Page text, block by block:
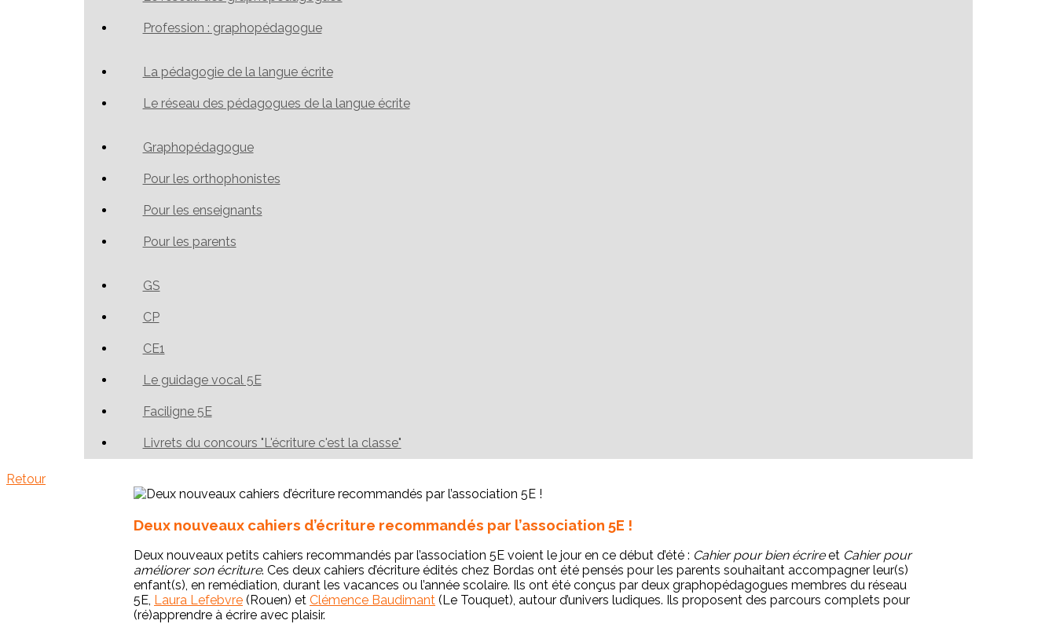
Profession : graphopédagogue
La pédagogie de la langue écrite
Le réseau des pédagogues de la langue écrite
Graphopédagogue
Pour les orthophonistes
Pour les enseignants
Pour les parents
GS
CP
CE1
Le guidage vocal 5E
Faciligne 5E
Livrets du concours "L'écriture c'est la classe"
Retour
Deux nouveaux cahiers d’écriture recommandés par l’association 5E !
Deux nouveaux petits cahiers recommandés par l’association 5E voient le jour en ce début d’été : Cahier pour bien écrireet Cahier pour
améliorer son écriture. Ces deux cahiers d’écriture édités chez Bordas ont été pensés pour les parents souhaitant accompagner leur(s)
enfant(s), en remédiation, durant les vacances ou l’année scolaire. Ils ont été conçus par deux graphopédagogues membres du réseau
5E, Laura Lefebvre (Rouen) et Clémence Baudimant (Le Touquet), autour d’univers ludiques. Ils proposent des parcours complets pour
(ré)apprendre à écrire avec plaisir.